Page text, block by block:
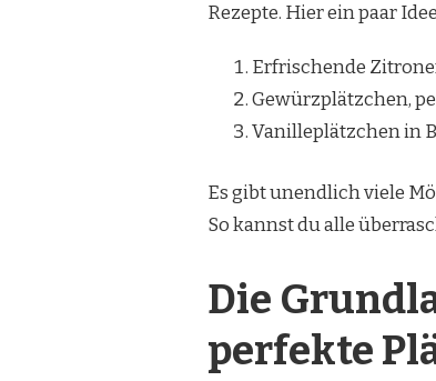
Rezepte. Hier ein paar
Erfrischende
Gewürzplätzchen,
Vanilleplätzchen in
Es gibt unendlich viele
So kannst du alle
Die
perfekte